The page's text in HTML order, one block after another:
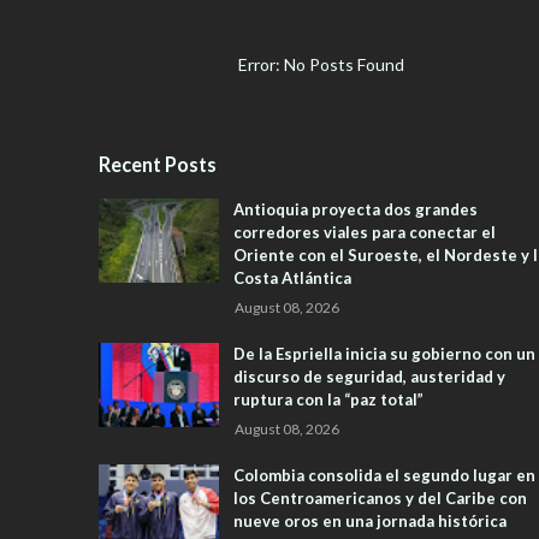
Error: No Posts Found
Recent Posts
Antioquia proyecta dos grandes
corredores viales para conectar el
Oriente con el Suroeste, el Nordeste y
Costa Atlántica
August 08, 2026
De la Espriella inicia su gobierno con un
discurso de seguridad, austeridad y
ruptura con la “paz total”
August 08, 2026
Colombia consolida el segundo lugar en
los Centroamericanos y del Caribe con
nueve oros en una jornada histórica